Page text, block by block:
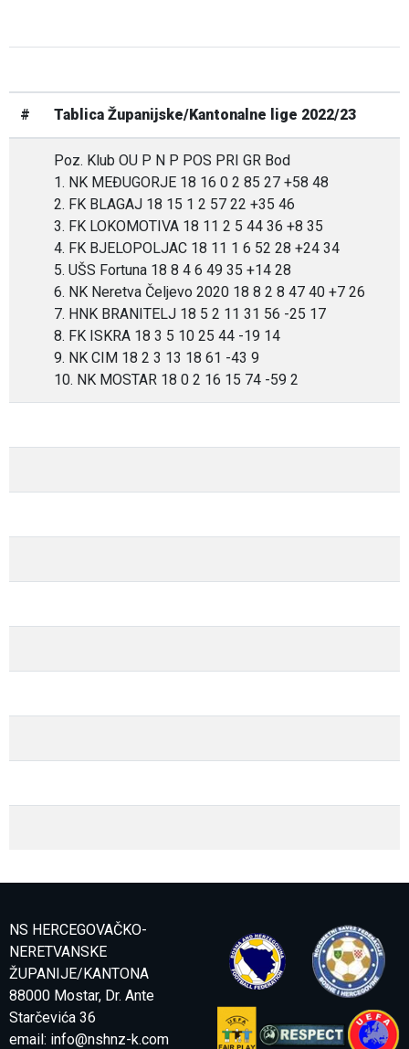
# Tablica Županijske/Kantonalne lige 2022/23
Poz. Klub OU P N P POS PRI GR Bod
1. NK MEĐUGORJE 18 16 0 2 85 27 +58 48
2. FK BLAGAJ 18 15 1 2 57 22 +35 46
3. FK LOKOMOTIVA 18 11 2 5 44 36 +8 35
4. FK BJELOPOLJAC 18 11 1 6 52 28 +24 34
5. UŠS Fortuna 18 8 4 6 49 35 +14 28
6. NK Neretva Čeljevo 2020 18 8 2 8 47 40 +7 26
7. HNK BRANITELJ 18 5 2 11 31 56 -25 17
8. FK ISKRA 18 3 5 10 25 44 -19 14
9. NK CIM 18 2 3 13 18 61 -43 9
10. NK MOSTAR 18 0 2 16 15 74 -59 2
NS HERCEGOVAČKO-
NERETVANSKE
ŽUPANIJE/KANTONA
88000 Mostar, Dr. Ante
Starčevića 36
email: info@nshnz-k.com